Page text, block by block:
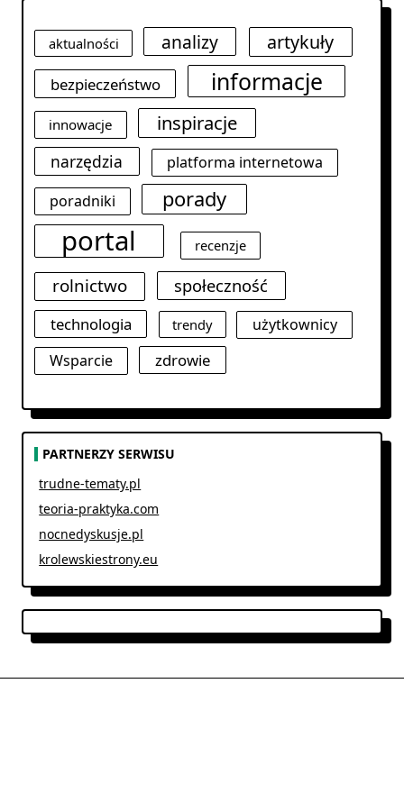
aktualności analizy artykuły
bezpieczeństwo informacje
innowacje inspiracje
narzędzia
platforma internetowa
poradniki
porady
portal recenzje
rolnictwo społeczność
technologia trendy
użytkownicy
Wsparcie
zdrowie
PARTNERZY SERWISU
trudne-tematy.pl
teoria-praktyka.com
nocnedyskusje.pl
krolewskiestrony.eu